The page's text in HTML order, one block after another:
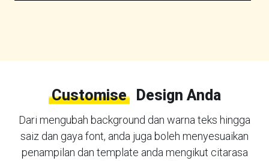
Customise Design Anda
Dari mengubah background dan warna teks hingga
saiz dan gaya font, anda juga boleh menyesuaikan
penampilan dan template anda mengikut citarasa